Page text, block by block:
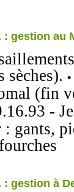
: gestion au
sèches).
(fin
-
: gants,
: gestion à